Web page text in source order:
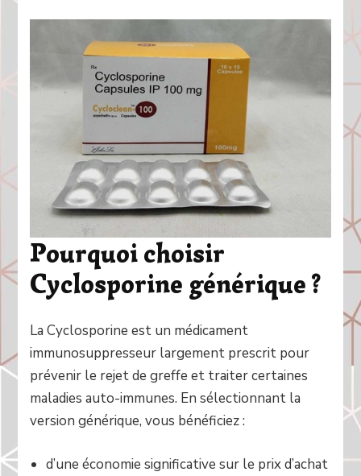
Pourquoi choisir
Cyclosporine générique ?
La Cyclosporine est un médicament
immunosuppresseur largement prescrit pour
prévenir le rejet de greffe et traiter certaines
maladies auto-immunes. En sélectionnant la
version générique, vous bénéficiez :
d’une économie significative sur le prix d’achat